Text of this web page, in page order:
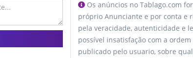
Os anúncios no Tablago.com
próprio Anunciante e por conta e
pela veracidade, autenticidade e
possível insatisfação com a
publicado pelo usuario, sobre